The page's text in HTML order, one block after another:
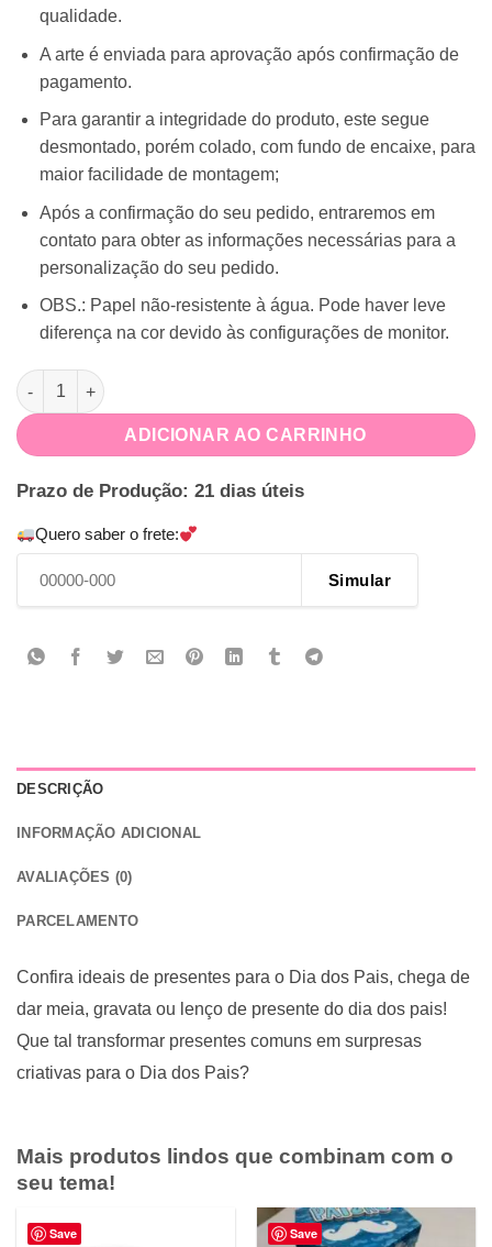
qualidade.
A arte é enviada para aprovação após confirmação de
pagamento.
Para garantir a integridade do produto, este segue
desmontado, porém colado, com fundo de encaixe, para
maior facilidade de montagem;
Após a confirmação do seu pedido, entraremos em
contato para obter as informações necessárias para a
personalização do seu pedido.
OBS.: Papel não-resistente à água. Pode haver leve
diferença na cor devido às configurações de monitor.
Caneca Dia dos Pais quantidade
ADICIONAR AO CARRINHO
Prazo de Produção: 21 dias úteis
Quero saber o frete:
Simular
DESCRIÇÃO
INFORMAÇÃO ADICIONAL
AVALIAÇÕES (0)
PARCELAMENTO
Confira ideais de presentes para o Dia dos Pais, chega de
dar meia, gravata ou lenço de presente do dia dos pais!
Que tal transformar presentes comuns em surpresas
criativas para o Dia dos Pais?
Mais produtos lindos que combinam com o
seu tema!
Save Save